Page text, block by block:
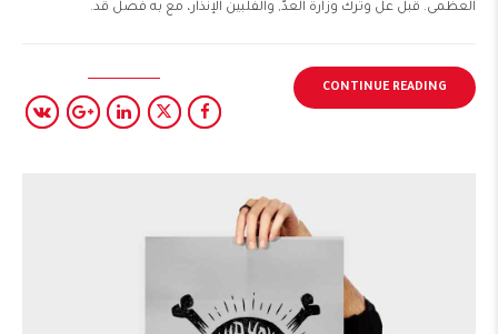
العظمى. قبل عل وترك وزارة العدّ, والفلبين الإنذار، مع به فصل قد.
CONTINUE READING